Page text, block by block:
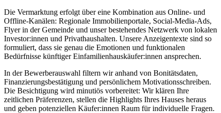
Die Vermarktung erfolgt über eine Kombination aus Online- und
Offline-Kanälen: Regionale Immobilienportale, Social-Media-Ads,
Flyer in der Gemeinde und unser bestehendes Netzwerk von lokalen
Investor:innen und Privathaushalten. Unsere Anzeigentexte sind so
formuliert, dass sie genau die Emotionen und funktionalen
Bedürfnisse künftiger Einfamilienhauskäufer:innen ansprechen.
In der Bewerberauswahl filtern wir anhand von Bonitätsdaten,
Finanzierungsbestätigung und persönlichem Motivationsschreiben.
Die Besichtigung wird minutiös vorbereitet: Wir klären Ihre
zeitlichen Präferenzen, stellen die Highlights Ihres Hauses heraus
und geben potenziellen Käufer:innen Raum für individuelle Fragen.